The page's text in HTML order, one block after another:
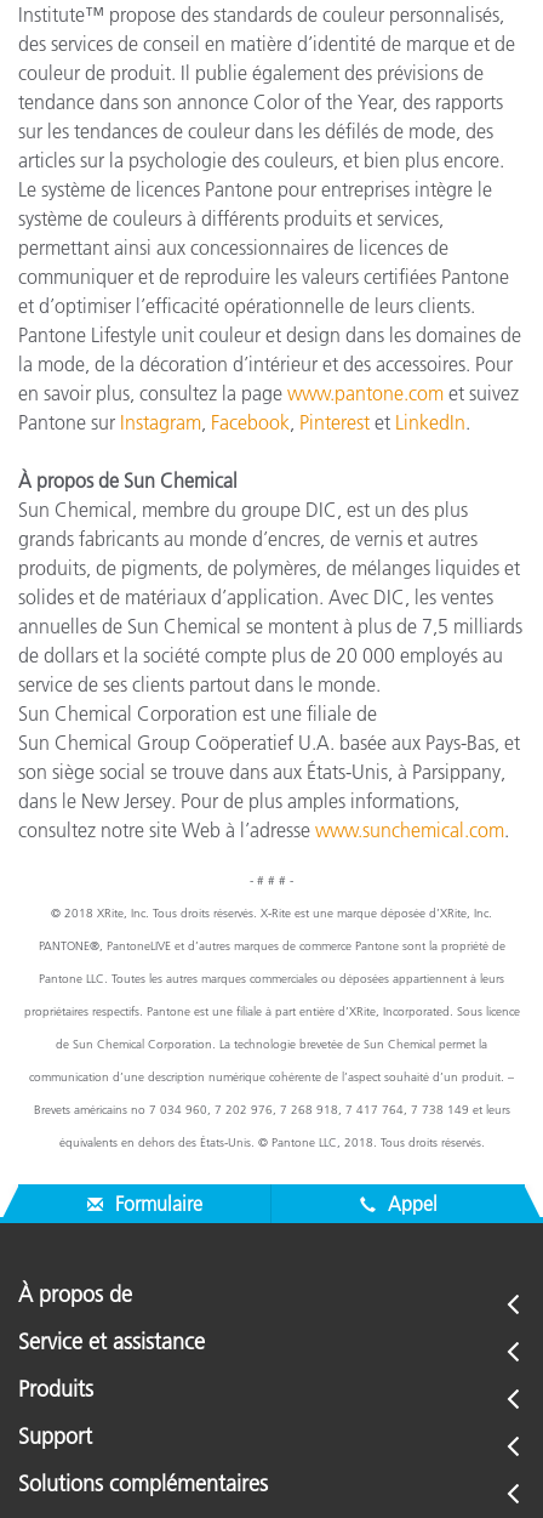
Institute™ propose des standards de couleur personnalisés,
des services de conseil en matière d’identité de marque et de
couleur de produit. Il publie également des prévisions de
tendance dans son annonce Color of the Year, des rapports
sur les tendances de couleur dans les défilés de mode, des
articles sur la psychologie des couleurs, et bien plus encore.
Le système de licences Pantone pour entreprises intègre le
système de couleurs à différents produits et services,
permettant ainsi aux concessionnaires de licences de
communiquer et de reproduire les valeurs certifiées Pantone
et d’optimiser l’efficacité opérationnelle de leurs clients.
Pantone Lifestyle unit couleur et design dans les domaines de
la mode, de la décoration d’intérieur et des accessoires. Pour
en savoir plus, consultez la page www.pantone.com et suivez
Pantone sur Instagram Facebook Pinterest et LinkedIn.
À propos de Sun Chemical
Sun Chemical, membre du groupe DIC, est un des plus
grands fabricants au monde d’encres, de vernis et autres
produits, de pigments, de polymères, de mélanges liquides et
solides et de matériaux d’application. Avec DIC, les ventes
annuelles de Sun Chemical se montent à plus de 7,5 milliards
de dollars et la société compte plus de 20 000 employés au
service de ses clients partout dans le monde.
Sun Chemical Corporation est une filiale de
Sun Chemical Group Coöperatief U.A. basée aux Pays-Bas, et
son siège social se trouve dans aux États-Unis, à Parsippany,
dans le New Jersey. Pour de plus amples informations,
consultez notre site Web à l’adresse www.sunchemical.com.
- # # # -
© 2018 XRite, Inc. Tous droits réservés. X-Rite est une marque déposée d’XRite, Inc.
PANTONE®, PantoneLIVE et d’autres marques de commerce Pantone sont la propriété de
Pantone LLC. Toutes les autres marques commerciales ou déposées appartiennent à leurs
propriétaires respectifs. Pantone est une filiale à part entière d’XRite, Incorporated. Sous licence
de Sun Chemical Corporation. La technologie brevetée de Sun Chemical permet la
communication d’une description numérique cohérente de l’aspect souhaité d’un produit. –
Brevets américains no 7 034 960, 7 202 976, 7 268 918, 7 417 764, 7 738 149 et leurs
équivalents en dehors des États-Unis. © Pantone LLC, 2018. Tous droits réservés.
Formulaire Appel
À propos de
Service et assistance
Produits
Support
Solutions complémentaires